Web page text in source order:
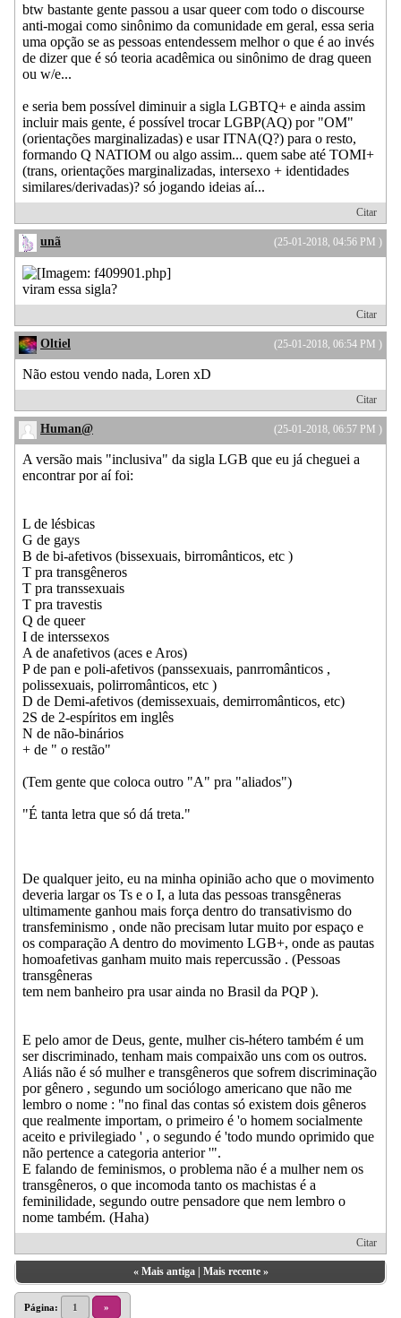
btw bastante gente passou a usar queer com todo o discourse
anti-mogai como sinônimo da comunidade em geral, essa seria
uma opção se as pessoas entendessem melhor o que é ao invés
de dizer que é só teoria acadêmica ou sinônimo de drag queen
ou w/e...
e seria bem possível diminuir a sigla LGBTQ+ e ainda assim
incluir mais gente, é possível trocar LGBP(AQ) por "OM"
(orientações marginalizadas) e usar ITNA(Q?) para o resto,
formando Q NATIOM ou algo assim... quem sabe até TOMI+
(trans, orientações marginalizadas, intersexo + identidades
similares/derivadas)? só jogando ideias aí...
Citar
(25-01-2018, 04:56 PM )
unã
viram essa sigla?
Citar
(25-01-2018, 06:54 PM )
Oltiel
Não estou vendo nada, Loren xD
Citar
(25-01-2018, 06:57 PM )
Human@
A versão mais "inclusiva" da sigla LGB que eu já cheguei a
encontrar por aí foi:
L de lésbicas
G de gays
B de bi-afetivos (bissexuais, birromânticos, etc )
T pra transgêneros
T pra transsexuais
T pra travestis
Q de queer
I de interssexos
A de anafetivos (aces e Aros)
P de pan e poli-afetivos (panssexuais, panrromânticos ,
polissexuais, polirromânticos, etc )
D de Demi-afetivos (demissexuais, demirromânticos, etc)
2S de 2-espíritos em inglês
N de não-binários
+ de " o restão"
(Tem gente que coloca outro "A" pra "aliados")
"É tanta letra que só dá treta."
De qualquer jeito, eu na minha opinião acho que o movimento
deveria largar os Ts e o I, a luta das pessoas transgêneras
ultimamente ganhou mais força dentro do transativismo do
transfeminismo , onde não precisam lutar muito por espaço e
os comparação A dentro do movimento LGB+, onde as pautas
homoafetivas ganham muito mais repercussão . (Pessoas
transgêneras
tem nem banheiro pra usar ainda no Brasil da PQP ).
E pelo amor de Deus, gente, mulher cis-hétero também é um
ser discriminado, tenham mais compaixão uns com os outros.
Aliás não é só mulher e transgêneros que sofrem discriminação
por gênero , segundo um sociólogo americano que não me
lembro o nome : "no final das contas só existem dois gêneros
que realmente importam, o primeiro é 'o homem socialmente
aceito e privilegiado ' , o segundo é 'todo mundo oprimido que
não pertence a categoria anterior '".
E falando de feminismos, o problema não é a mulher nem os
transgêneros, o que incomoda tanto os machistas é a
feminilidade, segundo outre pensadore que nem lembro o
nome também. (Haha)
Citar
« Mais antiga| Mais recente»
Página: 1 »